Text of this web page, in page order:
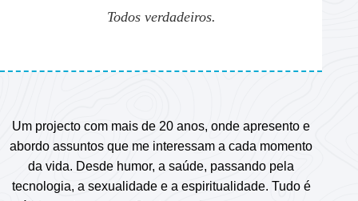
Todos verdadeiros.
Um projecto com mais de 20 anos, onde apresento e
abordo assuntos que me interessam a cada momento
da vida. Desde humor, a saúde, passando pela
tecnologia, a sexualidade e a espiritualidade. Tudo é